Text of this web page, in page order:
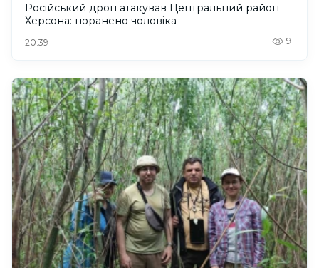
Російський дрон атакував Центральний район
Херсона: поранено чоловіка
20:39 91